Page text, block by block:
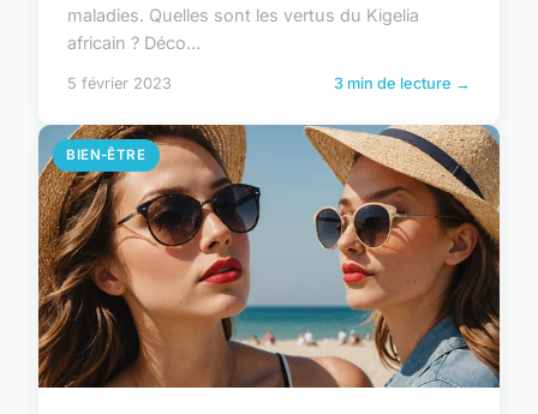
maladies. Quelles sont les vertus du Kigelia
africain ? Déco...
5 février 2023 3 min de lecture →
BIEN-ÊTRE